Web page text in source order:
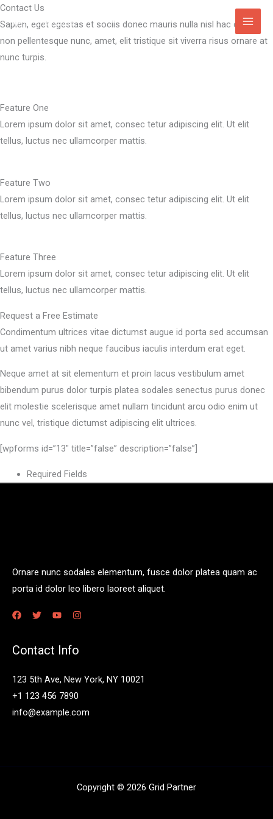
Hoppa
till
innehåll
Contact Us
Sapien, eget egestas et sociis donec mauris nulla nisl hac ornare
non pellentesque nunc, amet, elit tristique sit viverra risus ornare at
nunc turpis.
Feature One
Lorem ipsum dolor sit amet, consec tetur adipiscing elit. Ut elit
tellus, luctus nec ullamcorper mattis.
Feature Two
Lorem ipsum dolor sit amet, consec tetur adipiscing elit. Ut elit
tellus, luctus nec ullamcorper mattis.
Feature Three
Lorem ipsum dolor sit amet, consec tetur adipiscing elit. Ut elit
tellus, luctus nec ullamcorper mattis.
Request a Free Estimate
Condimentum ultrices vitae dictumst augue id porta sed accumsan
ut amet varius nibh neque faucibus iaculis interdum erat eget.
Neque amet at sit elementum et proin lacus vestibulum amet
bibendum purus dolor turpis platea sodales senectus purus donec
elit molestie scelerisque amet nullam tincidunt arcu odio enim ut
nunc vel, tristique dictumst adipiscing elit ultrices.
[wpforms id=”13″ title=”false” description=”false”]
Required Fields
Ornare nunc sodales elementum, fusce dolor platea quam ac
porta id dolor leo libero laoreet aliquet.
Contact Info
123 5th Ave, New York, NY 10021
+1 123 456 7890
info@example.com
Copyright © 2026 Grid Partner